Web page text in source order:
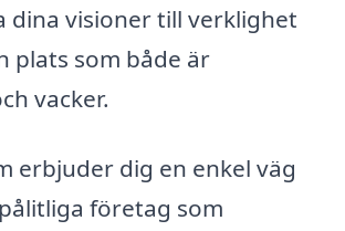
dina visioner till verklighet
plats som både är
vacker.
erbjuder dig en enkel väg
företag som